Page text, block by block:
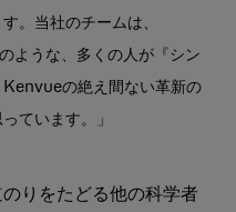
。当社のチームは、
ような、多くの人が『シン
Kenvueの絶え間ない革新の
ています。」
りをたどる他の科学者